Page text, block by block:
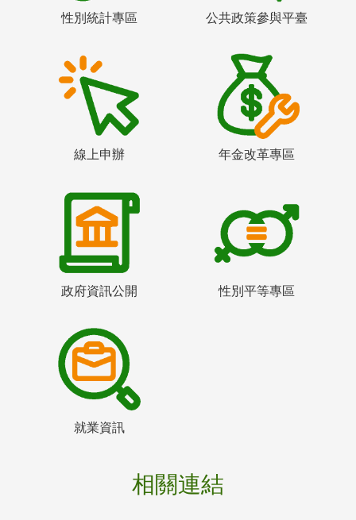
性別統計專區 公共政策參與平臺
線上申辦 年金改革專區
政府資訊公開 性別平等專區
就業資訊
相關連結